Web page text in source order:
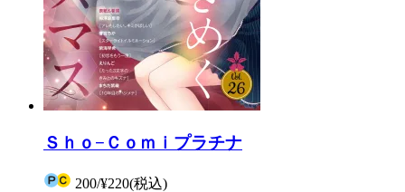
Ｓｈｏ−Ｃｏｍｉプラチナ
200/¥220(税込)